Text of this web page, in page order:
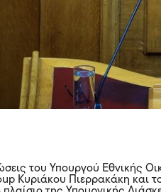
του Υπουργού Εθνικής
Κυριάκου Πιερρακάκη και